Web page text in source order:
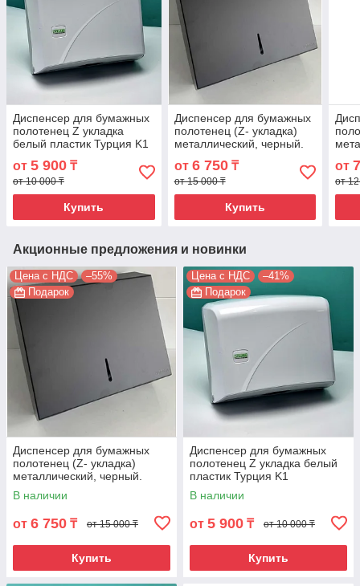
Диспенсер для бумажных
полотенец Z укладка
белый пластик Турция K1
от 5 900 ₸
от 10 000 ₸
Купить
Диспенсер для бумажных
полотенец (Z- укладка)
металлический, черный.
от 6 750₸
от 15 000 ₸
Купить
от
от
Акционные предложения и новинки
Цена с НДС
–55%
Подарок
Диспенсер для бумажных
полотенец (Z- укладка)
металлический, черный.
ZMB-1
В наличии
от 6 750 ₸ от 15 000 ₸
Купить
Цена с НДС
–41%
Подарок
Диспенсер для бумажных
полотенец Z укладка белый
пластик Турция K1
В наличии
от 5 900 ₸ от 10 000 ₸
Купить